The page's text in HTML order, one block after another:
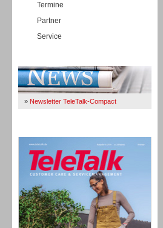
Termine
Partner
Service
» Newsletter TeleTalk-Compact